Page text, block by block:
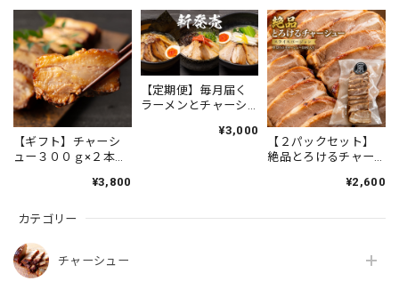
カテゴリー
チャーシュー
【ギフト】チャーシ
ュー３００ｇ×２本＋
ク(タレ３本付)¥3,800
【定期便】毎月届く
ラーメンとチャーシ
¥3,000
【２パックセット】
絶品とろけるチャー
（タレ付き） | 絶妙な
と柔らかさ。ラーメ
¥2,600